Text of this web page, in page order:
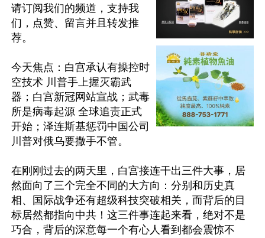
请订阅我们的频道，支持我
们，点赞、留言并且转发推
荐。
今天焦点：白宫承认有操控时
空技术 川普手上握灭霸武
器；白宫新冠网站宣战；武毒
所是病毒起源 全球追责正式
开始；泽连斯基惩罚中国公司
川普对俄乌要撒手不管。
在刚刚过去的两天里，白宫接连干出三件大事，居
然面向了三个完全不同的大方向：分别和历史真
相、国际战争还有超级科技突破相关，而背后的目
标居然都指向中共！这三件事连起来看，绝对不是
巧合，背后的深意每一个有心人看到都会震惊不